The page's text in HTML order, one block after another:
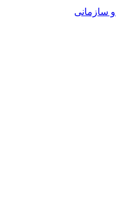
سازمانی